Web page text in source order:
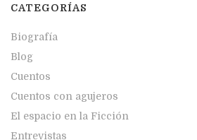
CATEGORÍAS
Biografía
Blog
Cuentos
Cuentos con agujeros
El espacio en la Ficción
Entrevistas